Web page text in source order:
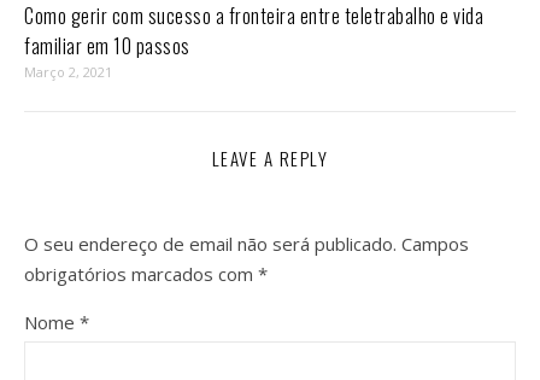
Como gerir com sucesso a fronteira entre teletrabalho e vida
familiar em 10 passos⁣
Março 2, 2021
LEAVE A REPLY
O seu endereço de email não será publicado. Campos
obrigatórios marcados com *
Nome *